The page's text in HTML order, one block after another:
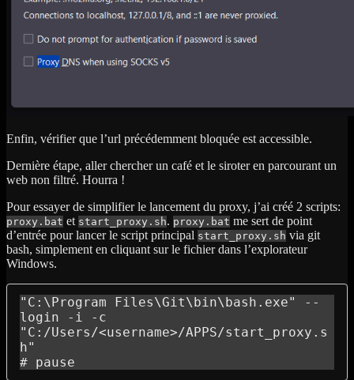
Enfin, vérifier que l’url précédemment bloquée est accessible.
Dernière étape, aller chercher un café et le siroter en parcourant un
web non filtré. Hourra !
Pour essayer de simplifier le lancement du proxy, j’ai créé 2 scripts:
proxy.bat et start_proxy.sh. proxy.bat me sert de point
d’entrée pour lancer le script principal start_proxy.sh via git
bash, simplement en cliquant sur le fichier dans l’explorateur
Windows.
"C:\Program Files\Git\bin\bash.exe" --
login -i -c
"C:/Users/<username>/APPS/start_proxy.s
h"
# pause